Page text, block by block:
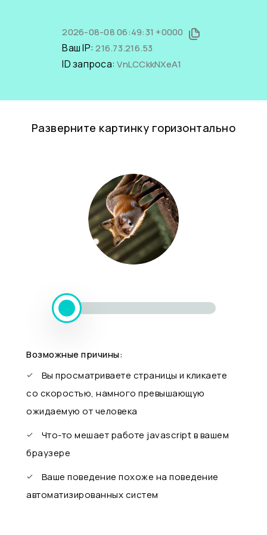
2026-08-08 06:49:31 +0000
Ваш IP:216.73.216.53
ID запроса:VnLCCkkNXeA1
Разверните картинку горизонтально
Возможные причины:
Вы просматриваете страницы и кликаете
со скоростью, намного превышающую
ожидаемую от человека
Что-то мешает работе javascript в вашем
браузере
Ваше поведение похоже на поведение
автоматизированных систем